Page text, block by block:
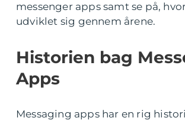
messenger apps samt se på,
udviklet sig gennem årene.
Historien bag
Apps
Messaging apps har en rig